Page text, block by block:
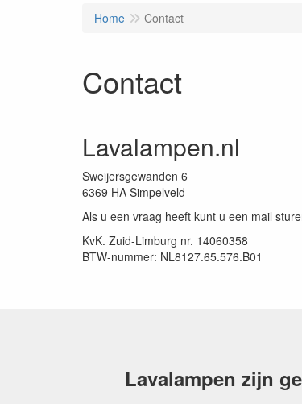
Home Contact
Contact
Lavalampen.nl
Sweijersgewanden 6
6369 HA Simpelveld
Als u een vraag heeft kunt u een mail
KvK. Zuid-Limburg nr. 14060358
BTW-nummer: NL8127.65.576.B01
Lavalampen zijn